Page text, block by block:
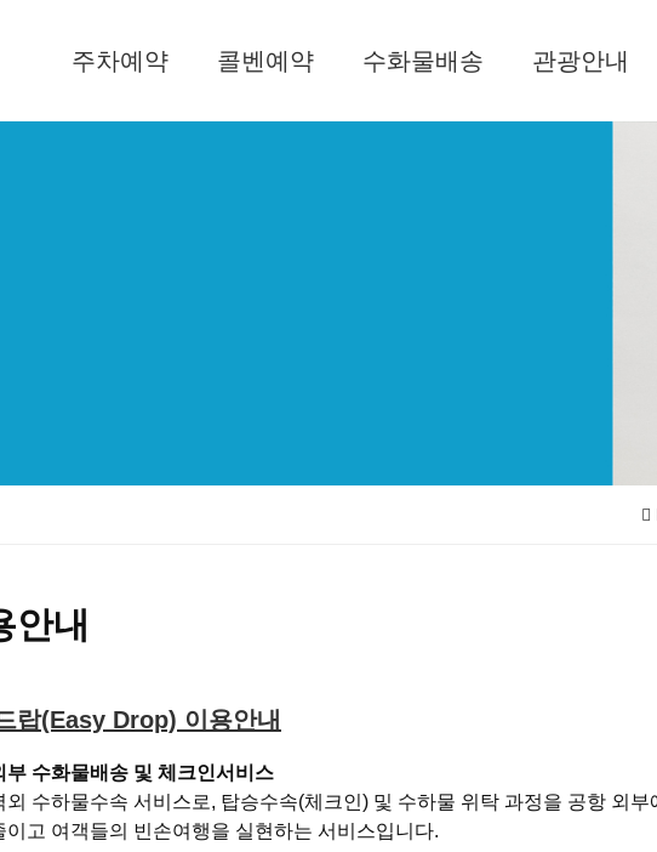
주차예약 콜벤예약 수화물배송 관광안내
안내
랍(Easy Drop) 이용안내
부 수화물배송 및 체크인서비스
외 수하물수속 서비스로, 탑승수속(체크인) 및 수하물 위탁 과정을 공항 외부
이고 여객들의 빈손여행을 실현하는 서비스입니다.